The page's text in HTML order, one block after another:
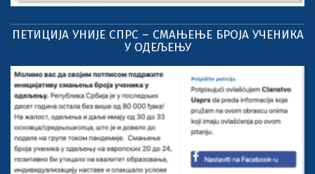
ПЕТИЦИЈА УНИЈЕ СПРС – СМАЊЕЊЕ БРОЈА УЧЕНИКА
У ОДЕЉЕЊУ